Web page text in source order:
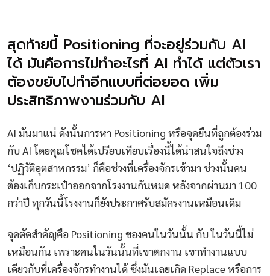
สุดท้ายนี้ Positioning ที่จะอยู่ร่วมกับ AI
ได้ มันคือการไม่ทำอะไรที่ AI ทำได้ แต่ตัวเรา
ต้องขยับไปทำอีกแบบที่ต่อยอด เพิ่ม
ประสิทธิภาพงานร่วมกับ AI
AI มันมาแน่ ดังนั้นการหา Positioning หรือจุดยืนที่ถูกต้องร่วม
กับ AI โดยคุณโชคได้เปรียบเทียบเรื่องนี้ได้น่าสนใจถึงช่วง
‘ปฏิวัติอุตสาหกรรม’ ก็คือช่วงที่เครื่องจักรเข้ามา ช่วงนั้นคน
ต้องเก็บกระเป๋าออกจากโรงงานกันหมด หลังจากผ่านมา 100
กว่าปี ทุกวันนี้โรงงานก็ยังประกาศรับสมัครงานเหมือนเดิม
จุดตัดสำคัญคือ Positioning ของคนในวันนั้น กับ ในวันนี้ไม่
เหมือนกัน เพราะคนในวันนั้นที่เขาตกงาน เขาทำงานแบบ
เดียวกับที่เครื่องจักรทำงานได้ ซึ่งมันเลยเกิด Replace หรือการ